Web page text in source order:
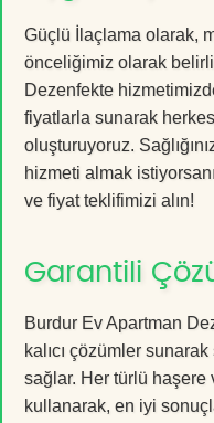
Güçlü İlaçlama olarak,
önceliğimiz olarak
Dezenfekte
fiyatlarla sunarak
oluşturuyoruz.
hizmeti almak
ve fiyat teklifimizi alın!
Garantili
Burdur Ev Apartman
kalıcı çözümler
sağlar. Her türlü haşere
kullanarak, en iyi